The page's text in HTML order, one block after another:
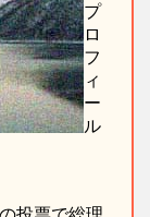
プ
ロ
フ
ィ
ー
ル